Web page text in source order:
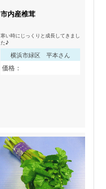
市内産椎茸
寒い時にじっくりと成長してきまし
た♪
横浜市緑区 平本さん
価格：